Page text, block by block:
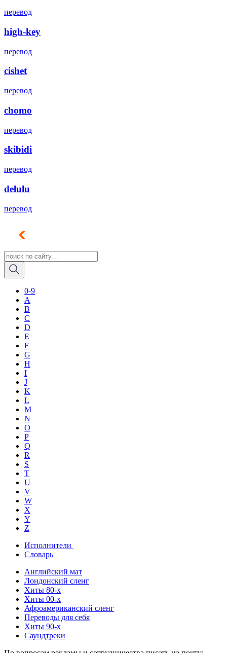
перевод
high-key
перевод
cishet
перевод
chomo
перевод
skibidi
перевод
delulu
перевод
0-9
A
B
C
D
E
F
G
H
I
J
K
L
M
N
O
P
Q
R
S
T
U
V
W
X
Y
Z
Исполнители
Словарь
Английский мат
Лондонский сленг
Хиты 80-х
Хиты 00-х
Афроамериканский сленг
Переводы для себя
Хиты 90-х
Саундтреки